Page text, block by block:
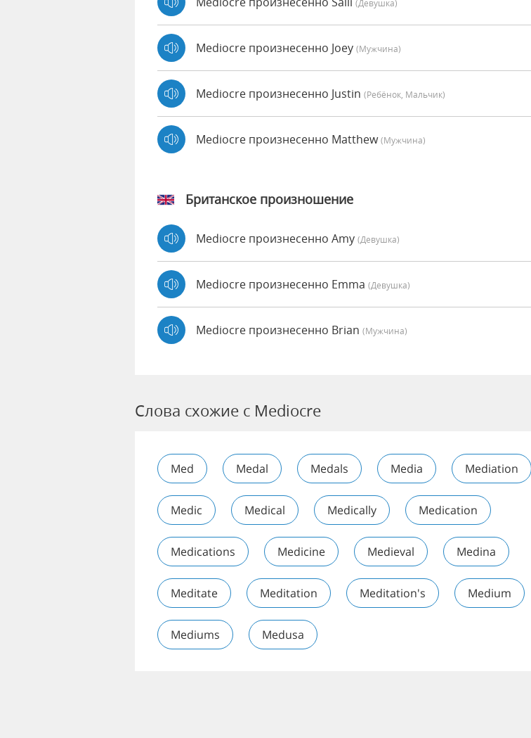
(девушка)
Mediocre произнесенно Joey (мужчина)
Mediocre произнесенно Justin (Ребёнок, Мальчик)
Mediocre произнесенно Matthew(мужчина)
Британское произношение
Mediocre произнесенно Amy (девушка)
Mediocre произнесенно Emma (девушка)
Mediocre произнесенно Brian (мужчина)
Слова схожие с Mediocre
Med Medal Medals Media Mediation
Medic Medical Medically Medication
Medications Medicine Medieval Medina
Meditate Meditation Meditation's Medium
Mediums Medusa